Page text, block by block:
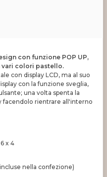
con funzione POP UP,
vari colori pastello.
con display LCD, ma al suo
con la funzione sveglia,
una volta spenta la
facendolo rientrare all'interno
x 4
nella confezione)